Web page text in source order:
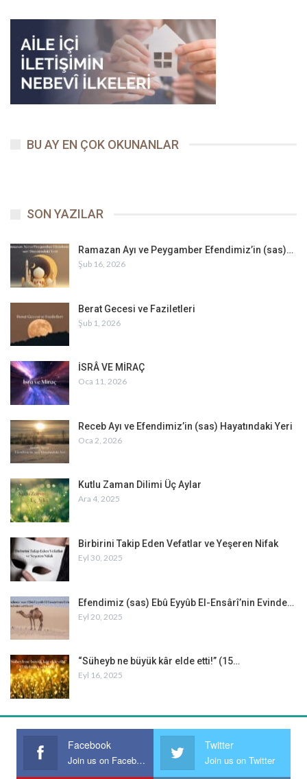
BU AY EN ÇOK OKUNANLAR
SON YAZILAR
Ramazan Ayı ve Peygamber Efendimiz’in (sas)…
Şub 16, 2026
Berat Gecesi ve Faziletleri
Şub 1, 2026
İSRÂ VE MİRAÇ
Oca 11, 2026
Receb Ayı ve Efendimiz’in (sas) Hayatındaki Yeri
Oca 2, 2026
Kutlu Zaman Dilimi Üç Aylar
Ara 4, 2025
Birbirini Takip Eden Vefatlar ve Yeşeren Nifak
Eyl 30, 2025
Efendimiz (sas) Ebû Eyyûb El-Ensârî’nin Evinde…
Eyl 20, 2025
“Süheyb ne büyük kâr elde etti!” (15…
Eyl 16, 2025
Facebook
Join us on Facebook
Twitter
Join us on Twitter